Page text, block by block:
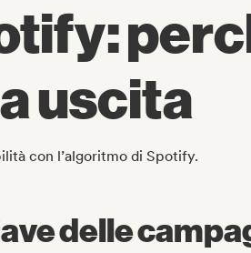
uscita
con l’algoritmo di Spotify.
delle